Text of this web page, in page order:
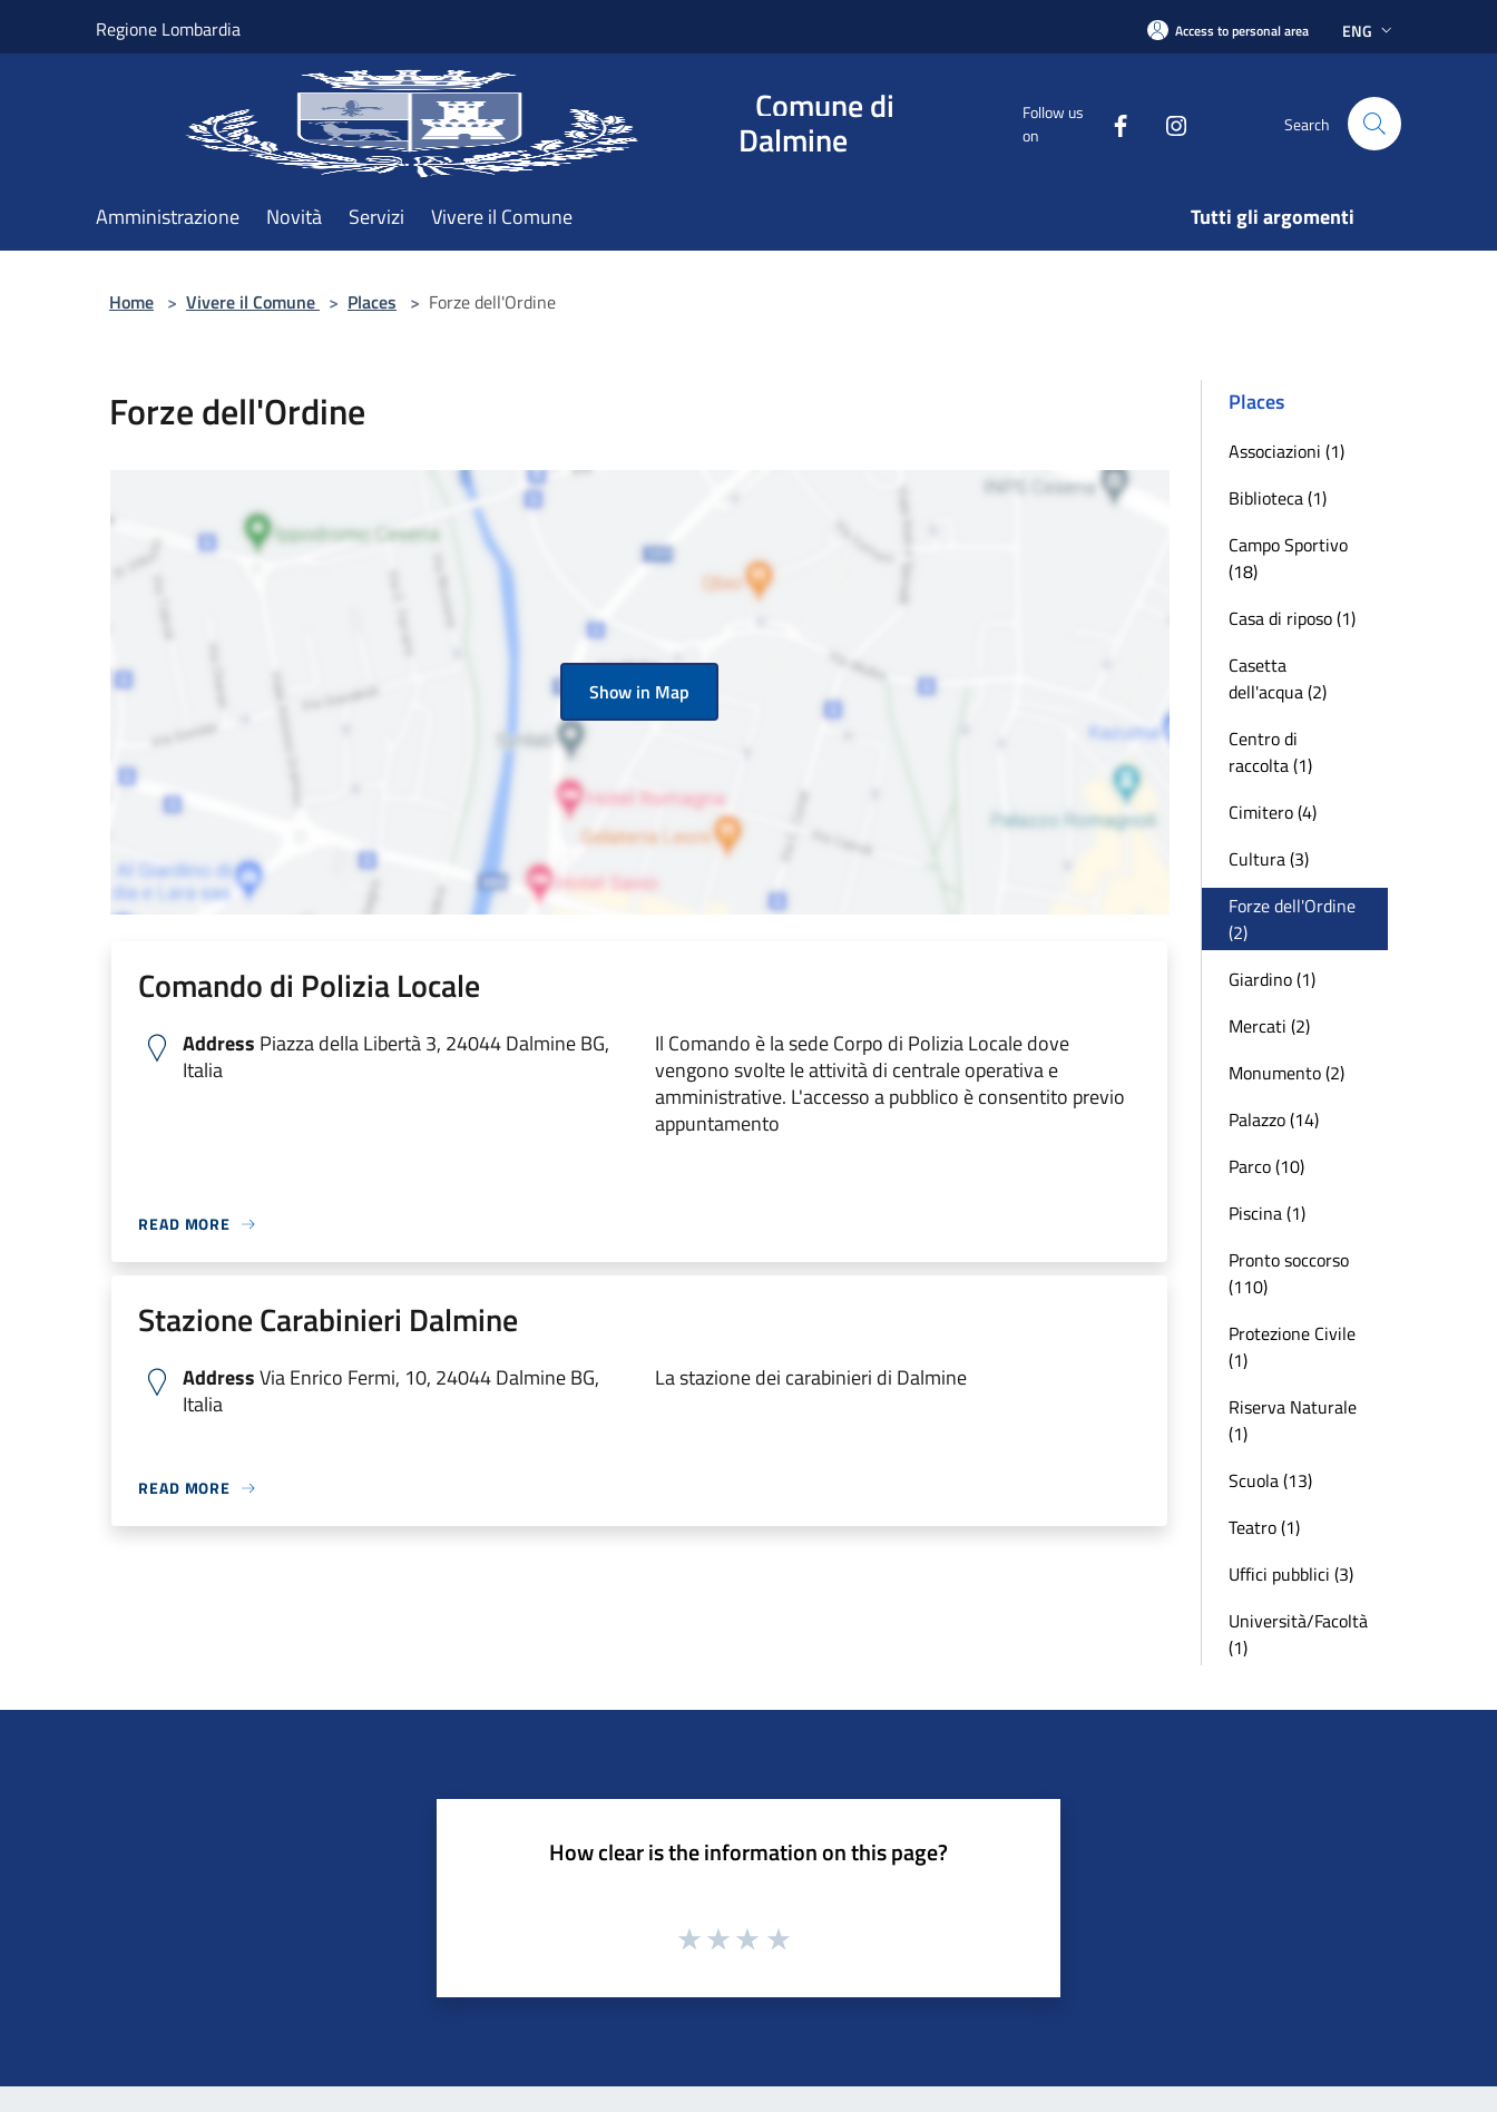
Regione Lombardia Access to personal area ENG
Comune di
Dalmine
Follow us
on
Search
Amministrazione Novità Servizi Vivere il Comune Tutti gli argomenti
Home > Vivere il Comune > Places > Forze dell'Ordine
Forze dell'Ordine
Show in Map
Comando di Polizia Locale
Address Piazza della Libertà 3, 24044 Dalmine BG,
Italia
Il Comando è la sede Corpo di Polizia Locale dove
vengono svolte le attività di centrale operativa e
amministrative. L'accesso a pubblico è consentito previo
appuntamento
READ MORE
Stazione Carabinieri Dalmine
AddressVia Enrico Fermi, 10, 24044 Dalmine BG,
Italia
La stazione dei carabinieri di Dalmine
READ MORE
Places
Associazioni (1)
Biblioteca (1)
Campo Sportivo
(18)
Casa di riposo (1)
Casetta
dell'acqua (2)
Centro di
raccolta (1)
Cimitero (4)
Cultura (3)
Forze dell'Ordine
(2)
Giardino (1)
Mercati (2)
Monumento (2)
Palazzo (14)
Parco (10)
Piscina (1)
Pronto soccorso
(110)
Protezione Civile
(1)
Riserva Naturale
(1)
Scuola (13)
Teatro (1)
Uffici pubblici (3)
Università/Facoltà
(1)
How clear is the information on this page?